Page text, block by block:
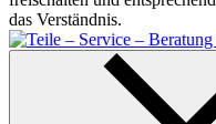
das Verständnis.